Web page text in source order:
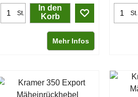
St.
In den
Korb
Mehr Infos
St.